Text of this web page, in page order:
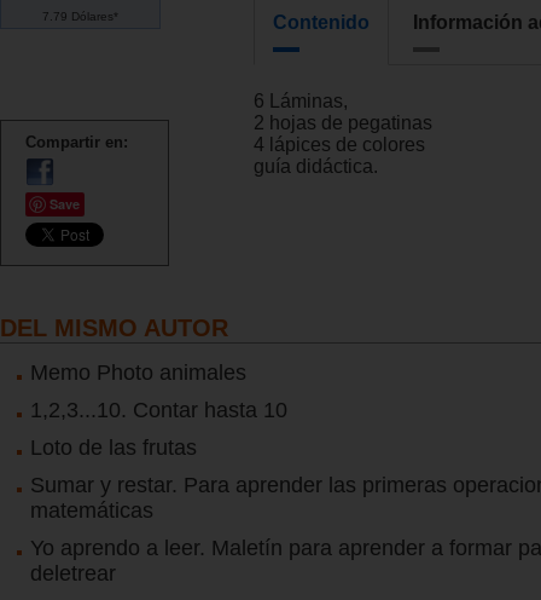
7.79 Dólares*
Compartir en:
Save
Contenido Información
6 Láminas,
2 hojas de pegatinas
4 lápices de colores
guía didáctica.
DEL MISMO AUTOR
Memo Photo animales
1,2,3...10. Contar hasta 10
Loto de las frutas
Sumar y restar. Para aprender las primeras
matemáticas
Yo aprendo a leer. Maletín para aprender a formar
deletrear